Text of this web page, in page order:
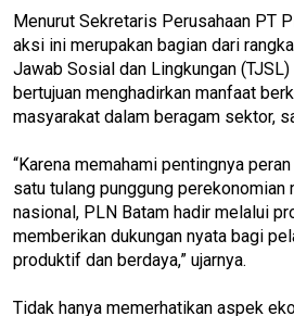
Menurut Sekretaris Perusahaan PT
aksi ini merupakan bagian dari
Jawab Sosial dan Lingkungan
bertujuan menghadirkan manfaat
masyarakat dalam beragam sektor,
“Karena memahami pentingnya
satu tulang punggung perekonomian
nasional, PLN Batam hadir melalui
memberikan dukungan nyata bagi
produktif dan berdaya,” ujarnya.
Tidak hanya memerhatikan aspek